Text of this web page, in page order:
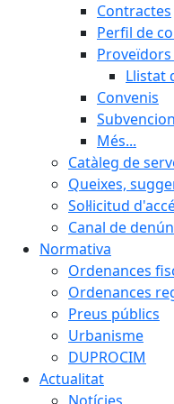
Contractes
Perfil de
Llistat
Convenis
Més...
Catàleg de
Queixes,
Sol·licitud
Canal de
Normativa
Ordenances
Ordenances
Preus públics
Urbanisme
DUPROCIM
Actualitat